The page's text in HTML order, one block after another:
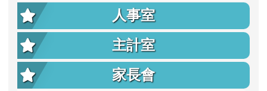
人事室
主計室
家長會